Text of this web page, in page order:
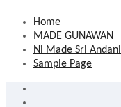
content
Home
MADE GUNAWAN
Ni Made Sri Andani
Sample Page